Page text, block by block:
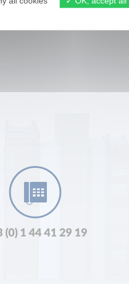
(0) 1 44 41 29 19